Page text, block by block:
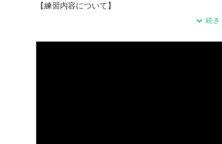
【練習内容について】
１）はじめてピックルボールをされる方🔰（未経験
次回参加いただいた時には経験者の方と一緒に楽
続き